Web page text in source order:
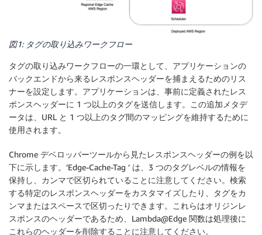
図1: タグの取り込みワークフロー
タグの取り込みワークフローの一環として、アプリケーションの
バックエンドから来るレスポンスヘッダーを捕まえるためのリス
ナーを設定します。アプリケーションは、事前に定義されたレス
ポンスヘッダーに 1 つ以上のタグを送信します。この追加メタデ
ータは、URL と 1 つ以上のタグ間のマッピングを維持するために
使用されます。
Chrome デベロッパーツールから見たレスポンスヘッダーの例を以
下に示します。’Edge-Cache-Tag ’ は、3 つのタグレベルの情報を
保持し、カンマで区切られていることに注意してください。検索
する特定のレスポンスヘッダーをカスタマイズしたり、タグをカ
ンマまたはスペースで区切ったりできます。これらはオリジンレ
スポンスのヘッダーであるため、Lambda@Edge 関数は処理後に
これらのヘッダーを削除することに注意してください。